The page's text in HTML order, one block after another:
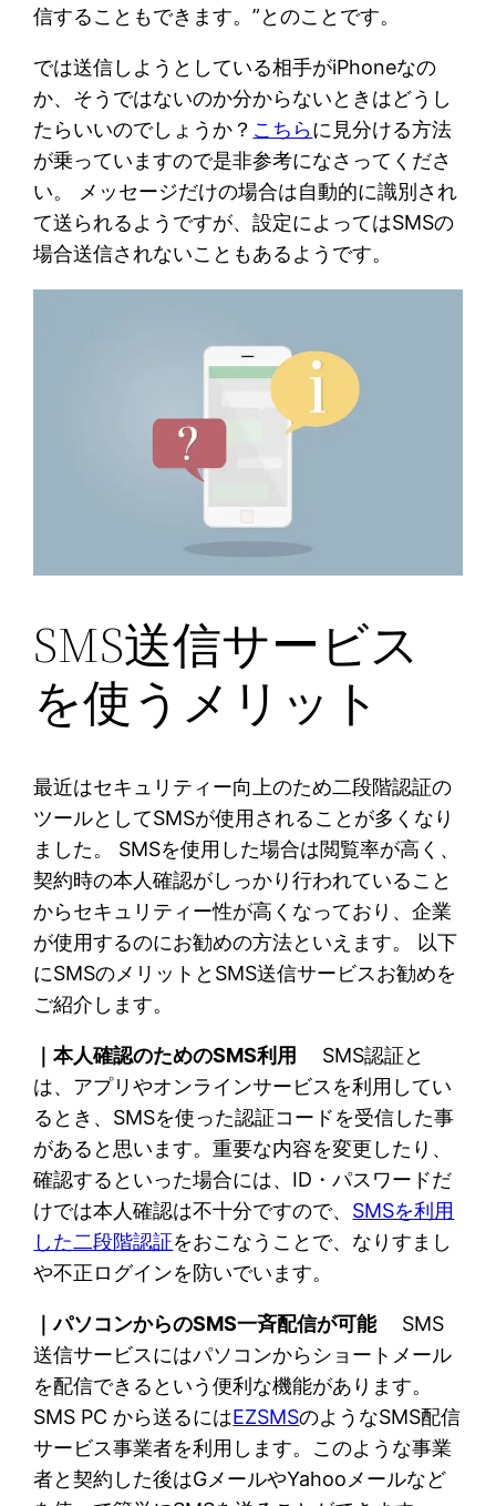
信することもできます。”とのことです。
では送信しようとしている相手がiPhoneなの
か、そうではないのか分からないときはどうし
たらいいのでしょうか？ こちらに見分ける方法
が乗っていますので是非参考になさってくださ
い。 メッセージだけの場合は自動的に識別され
て送られるようですが、設定によってはSMSの
場合送信されないこともあるようです。
SMS送信サービス
を使うメリット
最近はセキュリティー向上のため二段階認証の
ツールとしてSMSが使用されることが多くなり
ました。 SMSを使用した場合は閲覧率が高く、
契約時の本人確認がしっかり行われていること
からセキュリティー性が高くなっており、企業
が使用するのにお勧めの方法といえます。 以下
にSMSのメリットとSMS送信サービスお勧めを
ご紹介します。
｜本人確認のためのSMS利用
SMS認証と
は、アプリやオンラインサービスを利用してい
るとき、SMSを使った認証コードを受信した事
があると思います。重要な内容を変更したり、
確認するといった場合には、ID・パスワードだ
けでは本人確認は不十分ですので、 SMSを利用
した二段階認証をおこなうことで、なりすまし
や不正ログインを防いでいます。
｜パソコンからのSMS一斉配信が可能SMS
送信サービスにはパソコンからショートメール
を配信できるという便利な機能があります。
SMS PC から送るにはEZSMSのようなSMS配信
サービス事業者を利用します。このような事業
者と契約した後はGメールやYahooメールなど